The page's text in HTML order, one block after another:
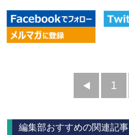
前
1
編集部おすすめの関連記事